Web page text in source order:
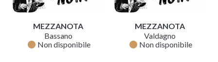
MEZZANOTA
Bassano
fiber_manual_record Non disponibile
MEZZANOTA
Valdagno
fiber_manual_record Non disponibile